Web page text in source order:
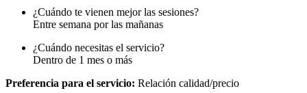
¿Cuándo te vienen mejor las sesiones?
Entre semana por las mañanas
¿Cuándo necesitas el servicio?
Dentro de 1 mes o más
Preferencia para el servicio: Relación calidad/precio